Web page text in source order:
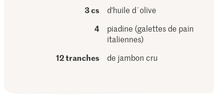
3 cs
d'huile d´olive
4
piadine (galettes de pain
italiennes)
12 tranches
de jambon cru